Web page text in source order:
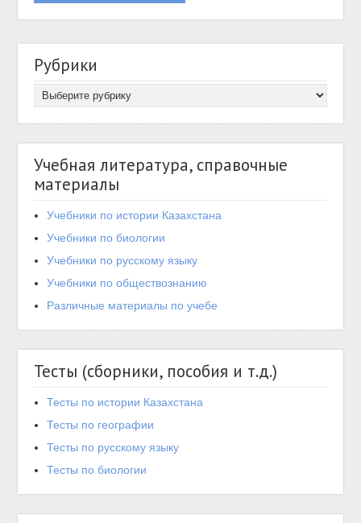
Рубрики
Учебная литература, справочные
материалы
Учебники по истории Казахстана
Учебники по биологии
Учебники по русскому языку
Учебники по обществознанию
Различные материалы по учебе
Тесты (сборники, пособия и т.д.)
Тесты по истории Казахстана
Тесты по географии
Тесты по русскому языку
Тесты по биологии